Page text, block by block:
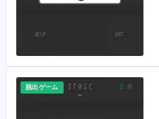
脱出ゲーム